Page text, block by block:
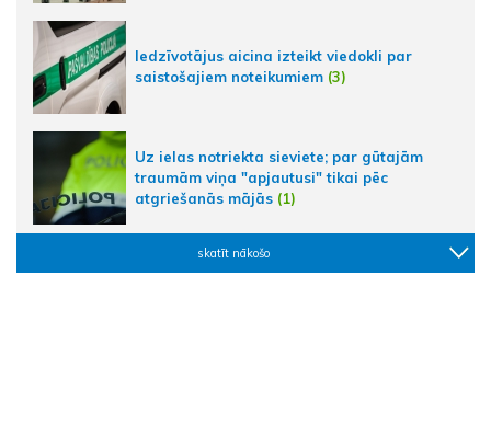
Iedzīvotājus aicina izteikt viedokli par
saistošajiem noteikumiem (3)
Uz ielas notriekta sieviete; par gūtajām
traumām viņa "apjautusi" tikai pēc
atgriešanās mājās (1)
skatīt nākošo